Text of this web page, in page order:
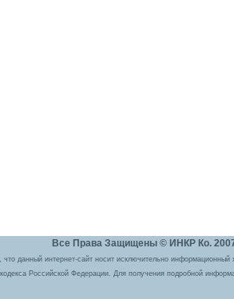
Все Права Защищены © ИНКР Ко.
данный интернет-сайт носит исключительно
кодекса Российской Федерации. Для получения подробной